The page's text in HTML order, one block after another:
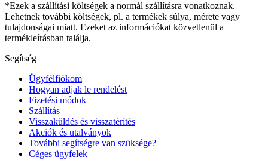
*Ezek a szállítási költségek a normál szállításra vonatkoznak.
Lehetnek további költségek, pl. a termékek súlya, mérete vagy
tulajdonságai miatt. Ezeket az információkat közvetlenül a
termékleírásban találja.
Segítség
Ügyfélfiókom
Hogyan adjak le rendelést
Fizetési módok
Szállítás
Visszaküldés és visszatérítés
Akciók és utalványok
További segítségre van szüksége?
Céges ügyfelek